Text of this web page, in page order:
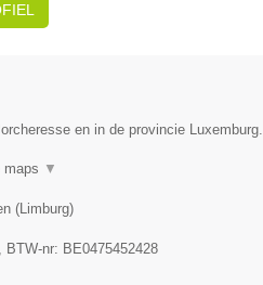
en in de provincie Luxemburg.
maps ▼
(Limburg)
BTW-nr: BE0475452428